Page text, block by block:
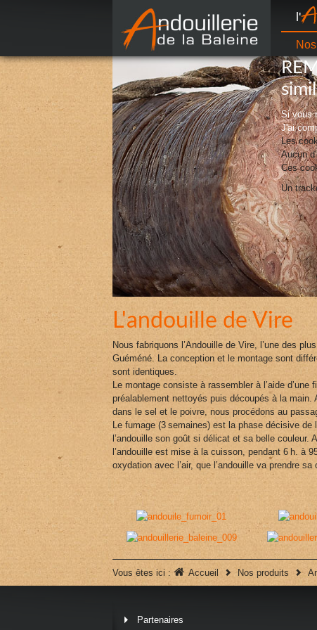
l'
Si vous
J'ai
Les
Aucun
Ces
Un
L'andouille de Vire
Nous fabriquons l’Andouille de Vire, l’une des
Guéméné. La conception et le montage sont
sont identiques.
Le montage consiste à rassembler à l’aide
préalablement nettoyés puis découpés à la main.
dans le sel et le poivre, nous procédons au
Le fumage (3 semaines) est la phase décisive
l’andouille son goût si délicat et sa belle
l’andouille est mise à la cuisson, pendant 6 h. à
oxydation avec l’air, que l’andouille va prendre
Vous êtes ici : Accueil Nos produits
Partenaires